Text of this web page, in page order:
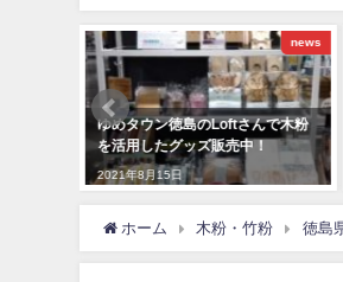
木粉・竹粉
森林認証材の加工 丸太の皮むき
2021年8月15日
ホーム 木粉・竹粉 徳島